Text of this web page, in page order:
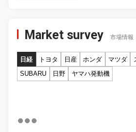
Market survey 市場情報
日経 トヨタ 日産 ホンダ マツダ
SUBARU
日野 ヤマハ発動機